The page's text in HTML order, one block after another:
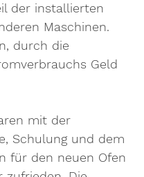
der installierten
Maschinen.
durch die
Geld
mit der
Schulung und dem
für den neuen Ofen